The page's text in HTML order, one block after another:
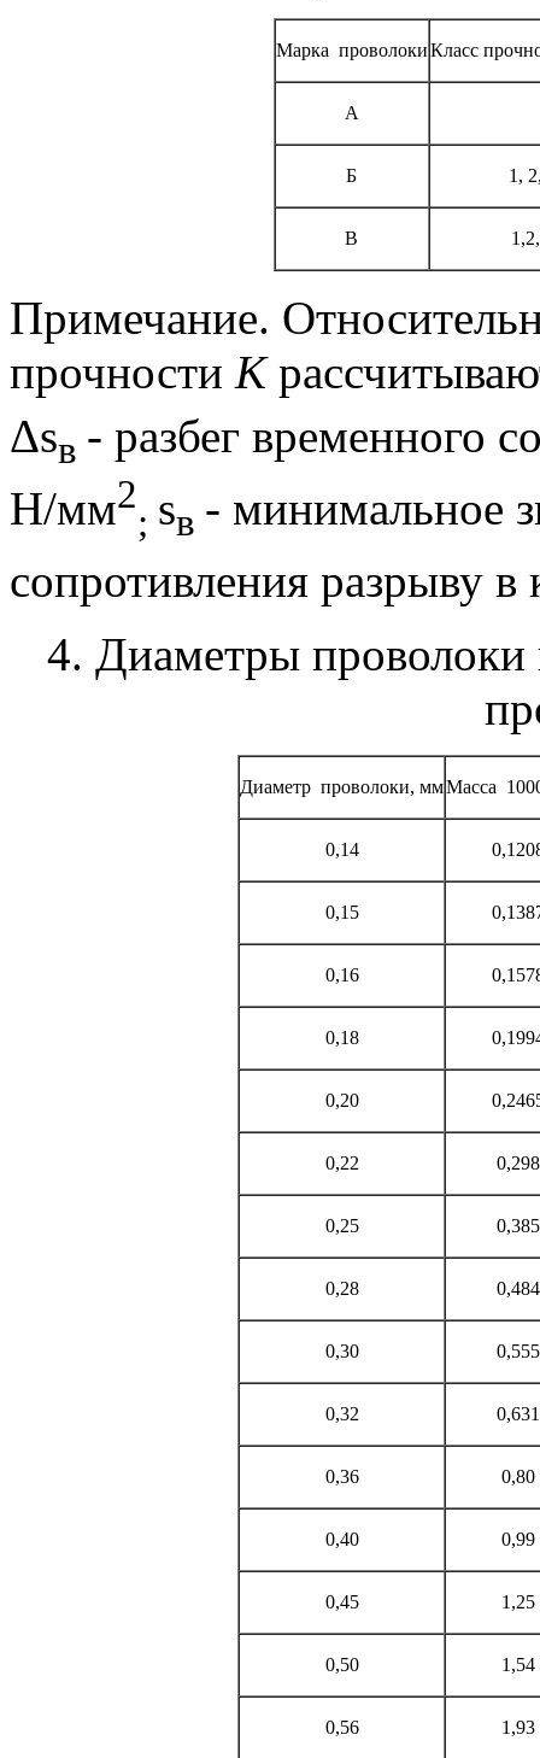
Марка проволокиКласс
А
Б 1,
В
Примечание.
прочности К
Δsв - разбег временного
Н/мм2
; sв - минимальное
сопротивления разрыву
4. Диаметры проволоки
Диаметр проволоки, ммМасса
0,14
0,15
0,16
0,18
0,20
0,22 0,298
0,25 0,385
0,28 0,484
0,30 0,555
0,32 0,631
0,36 0,80
0,40 0,99
0,45 1,25
0,50 1,54
0,56 1,93